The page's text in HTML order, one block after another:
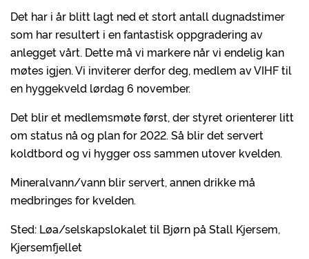
Det har i år blitt lagt ned et stort antall dugnadstimer
som har resultert i en fantastisk oppgradering av
anlegget vårt. Dette må vi markere når vi endelig kan
møtes igjen. Vi inviterer derfor deg, medlem av VIHF til
en hyggekveld lørdag 6 november.
Det blir et medlemsmøte først, der styret orienterer litt
om status nå og plan for 2022. Så blir det servert
koldtbord og vi hygger oss sammen utover kvelden.
Mineralvann/vann blir servert, annen drikke må
medbringes for kvelden.
Sted: Løa/selskapslokalet til Bjørn på Stall Kjersem,
Kjersemfjellet